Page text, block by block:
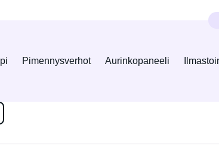
Pimennysverhot Aurinkopaneeli